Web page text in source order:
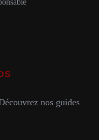
nos guides